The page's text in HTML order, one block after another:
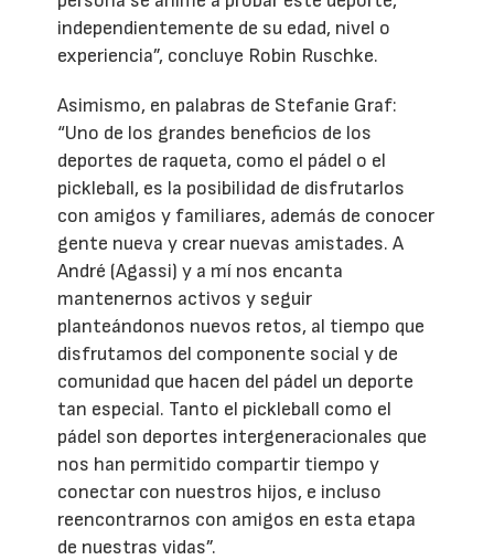
independientemente de su edad, nivel o
experiencia”, concluye Robin Ruschke.
Asimismo, en palabras de Stefanie Graf:
“Uno de los grandes beneficios de los
deportes de raqueta, como el pádel o el
pickleball, es la posibilidad de disfrutarlos
con amigos y familiares, además de conocer
gente nueva y crear nuevas amistades. A
André (Agassi) y a mí nos encanta
mantenernos activos y seguir
planteándonos nuevos retos, al tiempo que
disfrutamos del componente social y de
comunidad que hacen del pádel un deporte
tan especial. Tanto el pickleball como el
pádel son deportes intergeneracionales que
nos han permitido compartir tiempo y
conectar con nuestros hijos, e incluso
reencontrarnos con amigos en esta etapa
de nuestras vidas”.